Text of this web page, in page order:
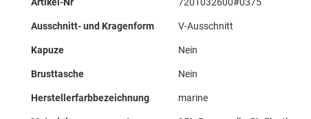
Ausschnitt- und Kragenform V-Ausschnitt
Kapuze Nein
Brusttasche Nein
Herstellerfarbbezeichnung marine